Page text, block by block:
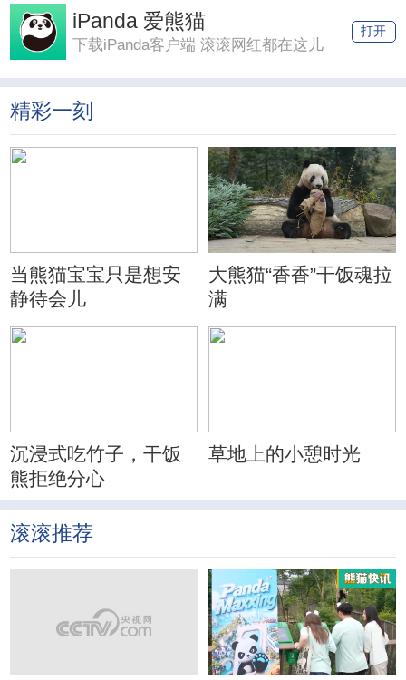
iPanda 爱熊猫
下载iPanda客户端 滚滚网红都在这儿
打开
精彩一刻
当熊猫宝宝只是想安
静待会儿
大熊猫“香香”干饭魂拉
满
沉浸式吃竹子，干饭
熊拒绝分心
草地上的小憩时光
滚滚推荐